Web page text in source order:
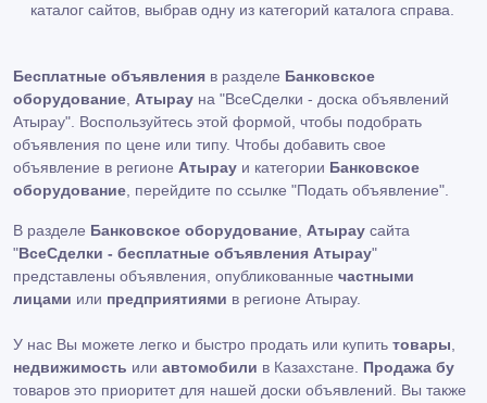
каталог сайтов, выбрав одну из категорий каталога справа.
Бесплатные объявления в разделе Банковское
оборудование Атырау на "ВсеСделки - доска объявлений
Атырау". Воспользуйтесь этой формой, чтобы подобрать
объявления по цене или типу. Чтобы добавить свое
объявление в регионе Атырау и категории Банковское
оборудование , перейдите по ссылке "Подать объявление"
В разделе Банковское оборудование Атырау сайта
"ВсеСделки - бесплатные объявления Атырау"
представлены объявления, опубликованные частными
лицами или предприятиями в регионе Атырау.
У нас Вы можете легко и быстро продать или купить товары
недвижимость или автомобили в Казахстане. Продажа бу
товаров это приоритет для нашей доски объявлений. Вы также